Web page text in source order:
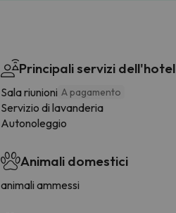
Principali servizi dell'hotel
Sala riunioni A pagamento
Servizio di lavanderia
Autonoleggio
Animali domestici
animali ammessi